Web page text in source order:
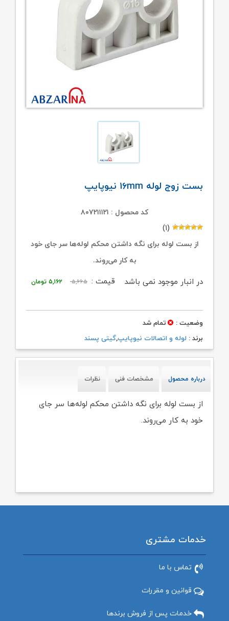
بست زوج لوله ۱۶mm نیوپایپ
کد محصول : ۸۰۷۲۱۱۱۲۱
(۱)
از بست لوله برای نگه داشتن محکم لوله‌ها سر جای خود
به کار می‌روند.
قیمت : ۵,۶۶۵
قیمت
۵,۶۶۵ تومان
۵,۱۶۲ تومان
۵,۱۶۲ تومان.
در انبار موجود نمی باشد
وضعیت :
تمام شد
برند : لوله و اتصالات نیوپایپ,گیتی پسند
درباره محصول مشخصات فنی نظرات
از بست لوله برای نگه داشتن محکم لوله‌ها سر جای
خود به کار می‌روند.
خدمات مشتری
تماس با ما
قوانین و مقررات
خدمات پس از فروش برندها